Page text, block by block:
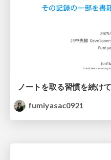
fumiyasac0921